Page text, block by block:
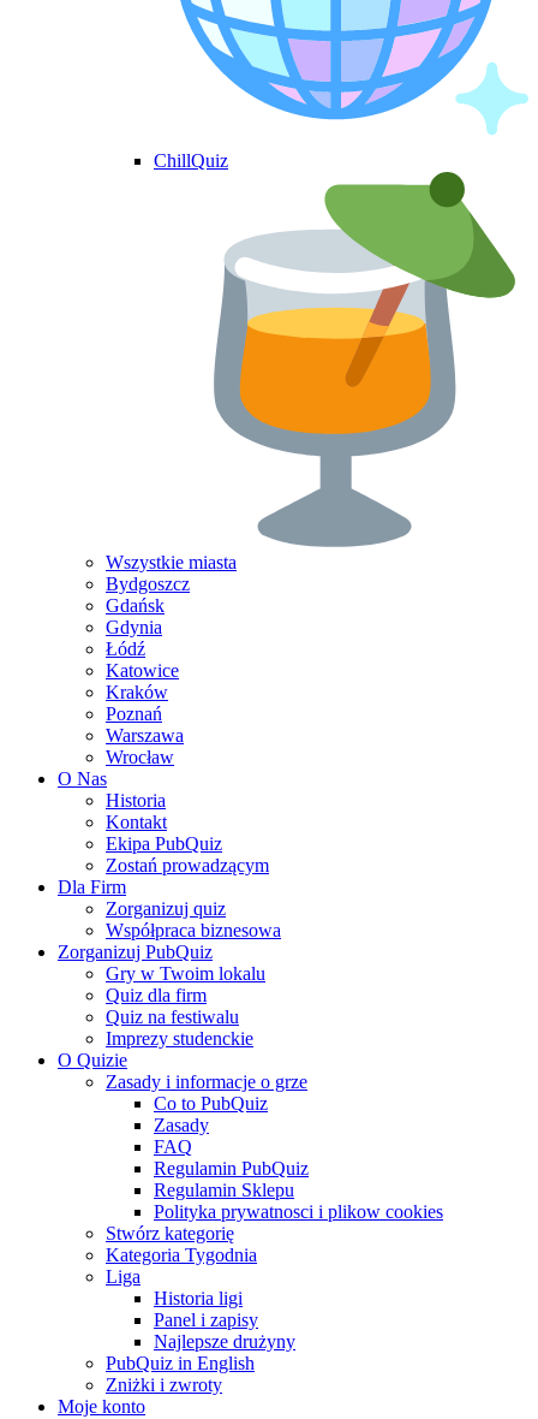
ChillQuiz
Wszystkie miasta
Bydgoszcz
Gdańsk
Gdynia
Łódź
Katowice
Kraków
Poznań
Warszawa
Wrocław
O Nas
Historia
Kontakt
Ekipa PubQuiz
Zostań prowadzącym
Dla Firm
Zorganizuj quiz
Współpraca biznesowa
Zorganizuj PubQuiz
Gry w Twoim lokalu
Quiz dla firm
Quiz na festiwalu
Imprezy studenckie
O Quizie
Zasady i informacje o grze
Co to PubQuiz
Zasady
FAQ
Regulamin PubQuiz
Regulamin Sklepu
Polityka prywatnosci i plikow cookies
Stwórz kategorię
Kategoria Tygodnia
Liga
Historia ligi
Panel i zapisy
Najlepsze drużyny
PubQuiz in English
Zniżki i zwroty
Moje konto